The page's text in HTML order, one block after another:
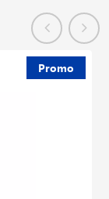
Promo